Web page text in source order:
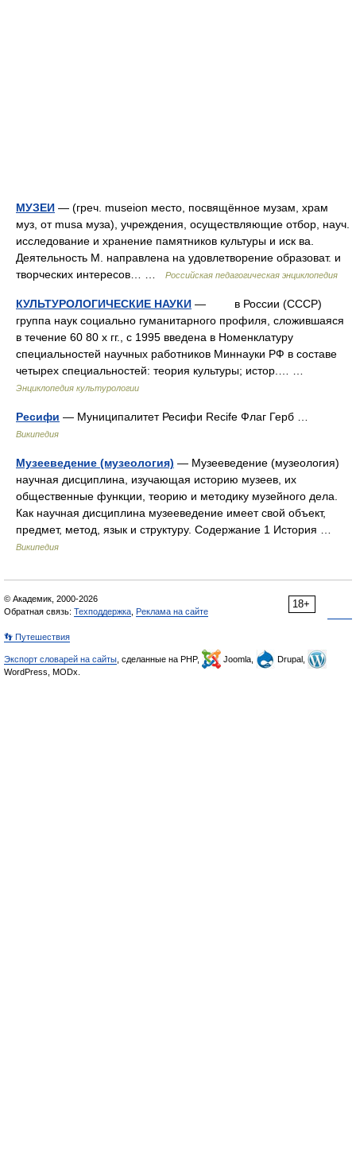
МУЗЕИ — (греч. museion место, посвящённое музам, храм
муз, от musa муза), учреждения, осуществляющие отбор, науч.
исследование и хранение памятников культуры и иск ва.
Деятельность М. направлена на удовлетворение образоват. и
творческих интересов… …
Российская педагогическая энциклопедия
КУЛЬТУРОЛОГИЧЕСКИЕ НАУКИ — в России (СССР)
группа наук социально гуманитарного профиля, сложившаяся
в течение 60 80 х гг., с 1995 введена в Номенклатуру
специальностей научных работников Миннауки РФ в составе
четырех специальностей: теория культуры; истор.… …
Энциклопедия культурологии
Ресифи — Муниципалитет Ресифи Recife Флаг Герб …
Википедия
Музееведение (музеология) — Музееведение (музеология)
научная дисциплина, изучающая историю музеев, их
общественные функции, теорию и методику музейного дела.
Как научная дисциплина музееведение имеет свой объект,
предмет, метод, язык и структуру. Содержание 1 История …
Википедия
18+
© Академик, 2000-2026
Обратная связь: Техподдержка Реклама на сайте
👣 Путешествия
Экспорт словарей на сайты , сделанные на PHP, Joomla,
Drupal,
WordPress, MODx.